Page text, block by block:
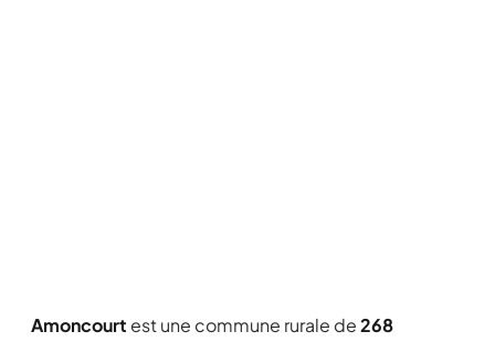
Amoncourt est une commune rurale de268